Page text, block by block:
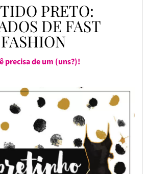
PRETO:
DE FAST
FASHION
precisa de um (uns?)!